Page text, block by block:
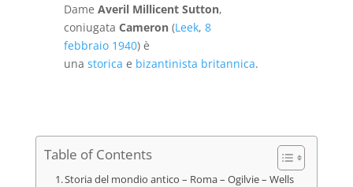
Dame Averil Millicent Sutton,
coniugata Cameron(Leek, 8
febbraio 1940) è
una storica e bizantinista britannica.
Table of Contents
Storia del mondio antico – Roma – Ogilvie – Wells